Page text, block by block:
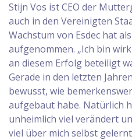
Stijn Vos ist CEO der
auch in den Vereinigten
Wachstum von Esdec hat
aufgenommen. „Ich bin
an diesem Erfolg beteiligt
Gerade in den letzten
bewusst, wie
aufgebaut habe. Natürlich
unheimlich viel verändert
viel über mich selbst